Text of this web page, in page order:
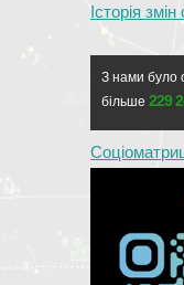
Історія змін
З нами було
більше 229